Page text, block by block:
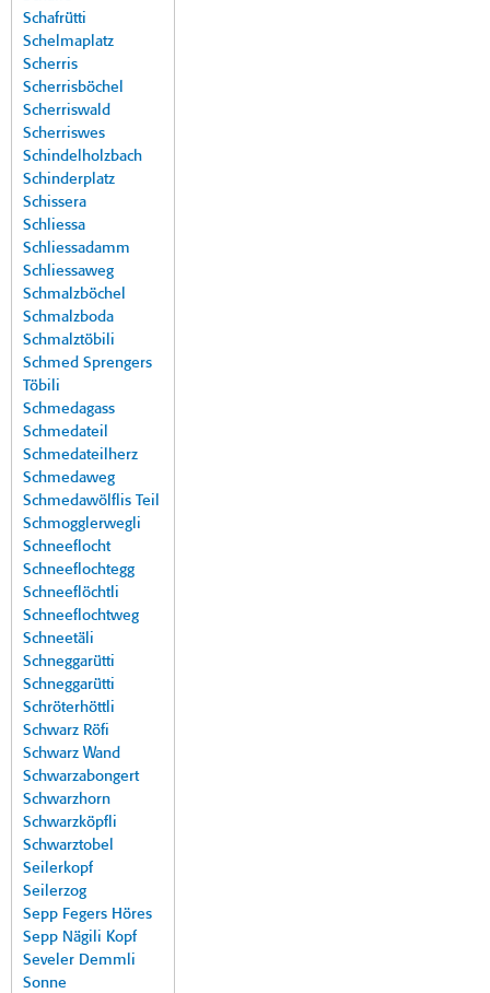
Schafrütti
Schelmaplatz
Scherris
Scherrisböchel
Scherriswald
Scherriswes
Schindelholzbach
Schinderplatz
Schissera
Schliessa
Schliessadamm
Schliessaweg
Schmalzböchel
Schmalzboda
Schmalztöbili
Schmed Sprengers
Töbili
Schmedagass
Schmedateil
Schmedateilherz
Schmedaweg
Schmedawölflis Teil
Schmogglerwegli
Schneeflocht
Schneeflochtegg
Schneeflöchtli
Schneeflochtweg
Schneetäli
Schneggarütti
Schneggarütti
Schröterhöttli
Schwarz Röfi
Schwarz Wand
Schwarzabongert
Schwarzhorn
Schwarzköpfli
Schwarztobel
Seilerkopf
Seilerzog
Sepp Fegers Höres
Sepp Nägili Kopf
Seveler Demmli
Sonne